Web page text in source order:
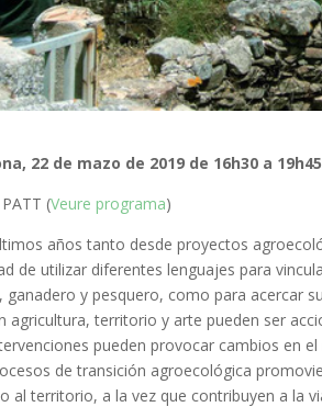
22 de mazo de 2019 de 16h30 a 19h45
(Veure programa)
años tanto desde proyectos
de utilizar diferentes lenguajes para
ganadero y pesquero, como para acercar
agricultura, territorio y arte pueden ser
pueden provocar cambios en
de transición agroecológica
al territorio, a la vez que contribuyen a la